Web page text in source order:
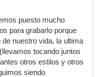
puesto mucho
para grabarlo porque
nuestro vida, la ultima
tocando juntos
otros estilos y otros
siendo